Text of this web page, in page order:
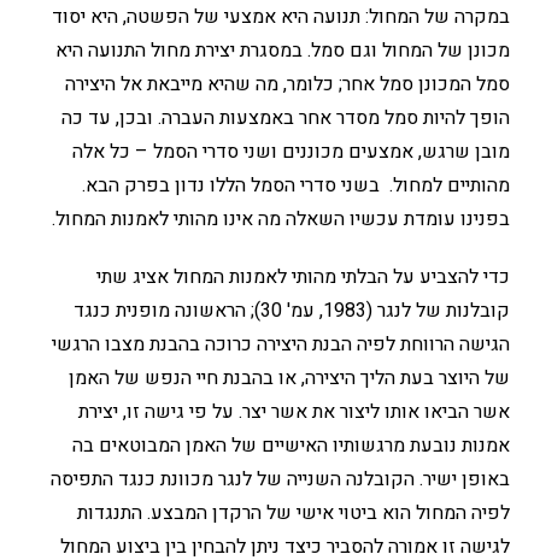
במקרה של המחול: תנועה היא אמצעי של הפשטה, היא יסוד
מכונן של המחול וגם סמל. במסגרת יצירת מחול התנועה היא
סמל המכונן סמל אחר; כלומר, מה שהיא מייבאת אל היצירה
הופך להיות סמל מסדר אחר באמצעות העברה. ובכן, עד כה
מובן שרגש, אמצעים מכוננים ושני סדרי הסמל – כל אלה
מהותיים למחול. בשני סדרי הסמל הללו נדון בפרק הבא.
בפנינו עומדת עכשיו השאלה מה אינו מהותי לאמנות המחול.
כדי להצביע על הבלתי מהותי לאמנות המחול אציג שתי
קובלנות של לנגר (1983, עמ' 30); הראשונה מופנית כנגד
הגישה הרווחת לפיה הבנת היצירה כרוכה בהבנת מצבו הרגשי
של היוצר בעת הליך היצירה, או בהבנת חיי הנפש של האמן
אשר הביאו אותו ליצור את אשר יצר. על פי גישה זו, יצירת
אמנות נובעת מרגשותיו האישיים של האמן המבוטאים בה
באופן ישיר. הקובלנה השנייה של לנגר מכוונת כנגד התפיסה
לפיה המחול הוא ביטוי אישי של הרקדן המבצע. התנגדות
לגישה זו אמורה להסביר כיצד ניתן להבחין בין ביצוע המחול